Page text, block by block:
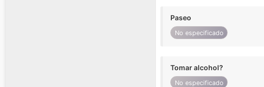
Paseo
No especificado
Tomar alcohol?
No especificado